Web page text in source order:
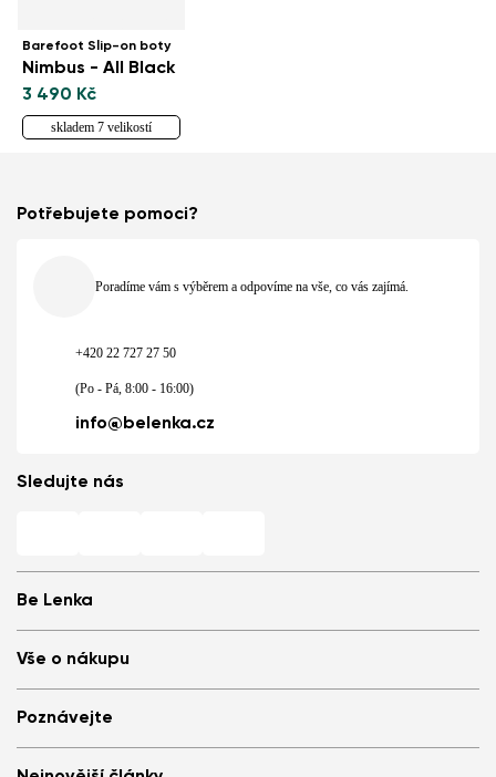
Barefoot Slip-on boty
Nimbus - All Black
3 490 Kč
skladem 7 velikostí
Be Lenka
Store Locator
O nás
Be Lenka v médiích
Cookies
Vše o nákupu
Přihlášení
Doporuč a získej slevu
Poznávejte
Potřebujete pomoci?
Poradíme vám s výběrem a odpovíme na vše, co vás zajímá.
+420 22 727 27 50
(Po - Pá, 8:00 - 16:00)
info@belenka.cz
Sledujte nás